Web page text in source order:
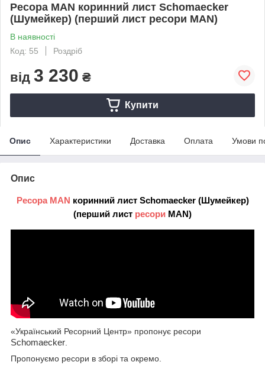
Ресора MAN коринний лист Schomaecker
(Шумейкер) (перший лист ресори MAN)
В наявності
Код: 55
Роздріб
від 3 230 ₴
Купити
Опис Характеристики Доставка Оплата Умови
Опис
Ресора MAN коринний лист Schomaecker (Шумейкер)
(перший лист ресори MAN)
«Український Ресорний Центр» пропонує ресори
Schomaecker.
Пропонуємо ресори в зборі та окремо.